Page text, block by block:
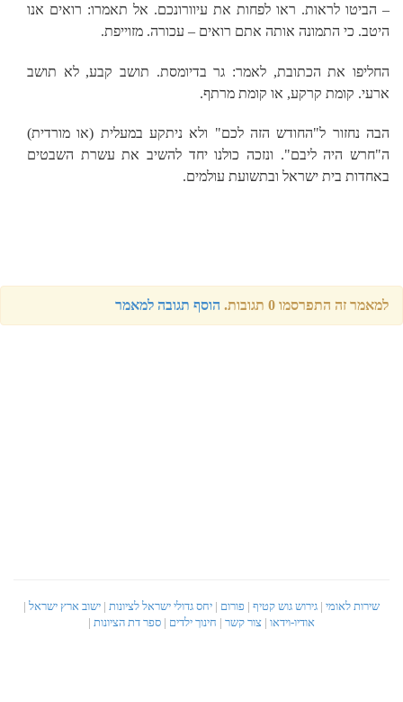
– הביטו לראות. ראו לפחות את עיוורונכם. אל תאמרו: רואים אנו
היטב. כי התמונה אותה אתם רואים – עכורה. מזוייפת.
החליפו את הכתובת, לאמר: גר בדיומסת. תושב קבע, לא תושב
ארעי. קומת קרקע, או קומת מרתף.
הבה נחזור ל"החודש הזה לכם" ולא ניתקע במעלית (או מורדית)
ה"חרש היה ליבם". ונזכה כולנו יחד להשיב את עשרת השבטים
באחדות בית ישראל ובתשועת עולמים.
למאמר זה התפרסמו 0 תגובות. הוסף תגובה למאמר
שירות לאומי | גירוש גוש קטיף | פורום | יחס גדולי ישראל לציונות | ישוב ארץ ישראל |
אודיו-וידאו | צור קשר | חינוך ילדים | ספר דת הציונות |